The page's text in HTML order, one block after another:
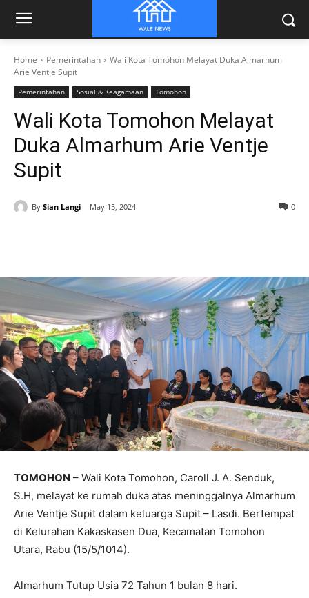
Home Pemerintahan
Wali Kota Tomohon Melayat Duka Almarhum
Arie Ventje Supit
Pemerintahan Sosial & Keagamaan Tomohon
Wali Kota Tomohon Melayat
Duka Almarhum Arie Ventje
Supit
By Sian Langi May 15, 2024 0
TOMOHON – Wali Kota Tomohon, Caroll J. A. Senduk,
S.H, melayat ke rumah duka atas meninggalnya Almarhum
Arie Ventje Supit dalam keluarga Supit – Lasdi. Bertempat
di Kelurahan Kakaskasen Dua, Kecamatan Tomohon
Utara, Rabu (15/5/1014).
Almarhum Tutup Usia 72 Tahun 1 bulan 8 hari.